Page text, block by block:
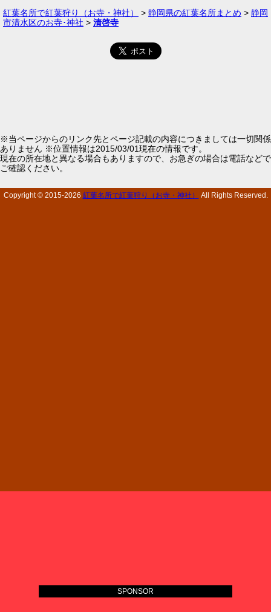
紅葉名所で紅葉狩り（お寺・神社） > 静岡県の紅葉名所まとめ > 静岡
市清水区のお寺･神社 > 清啓寺
※当ページからのリンク先とページ記載の内容につきましては一切関係
ありません ※位置情報は2015/03/01現在の情報です。
現在の所在地と異なる場合もありますので、お急ぎの場合は電話などで
ご確認ください。
Copyright © 2015-2026 紅葉名所で紅葉狩り（お寺・神社） All Rights Reserved.
SPONSOR